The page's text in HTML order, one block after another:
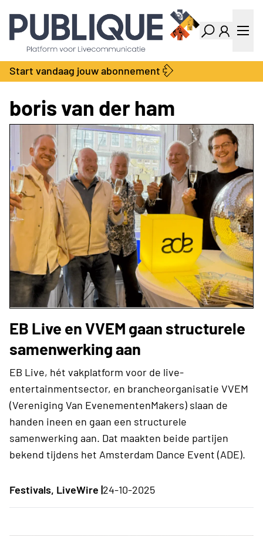
Industry Dashboard
Vacatures
Kalender
Producten
Bedrijvengids
Locatie Finder
Contact
Over ons
Adverteren
Abonnementen
Start vandaag jouw abonnement
boris van der ham
EB Live en VVEM gaan structurele
samenwerking aan
EB Live, hét vakplatform voor de live-
entertainmentsector, en brancheorganisatie VVEM
(Vereniging Van EvenementenMakers) slaan de
handen ineen en gaan een structurele
samenwerking aan. Dat maakten beide partijen
bekend tijdens het Amsterdam Dance Event (ADE).
Festivals, LiveWire |24-10-2025